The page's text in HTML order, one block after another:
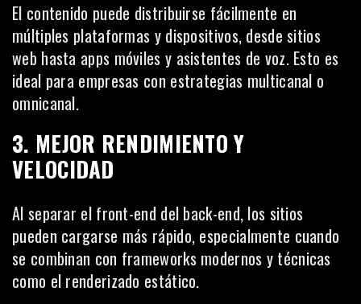
El contenido puede distribuirse fácilmente en
múltiples plataformas y dispositivos, desde sitios
web hasta apps móviles y asistentes de voz. Esto es
ideal para empresas con estrategias multicanal o
omnicanal.
3. MEJOR RENDIMIENTO Y
VELOCIDAD
Al separar el front-end del back-end, los sitios
pueden cargarse más rápido, especialmente cuando
se combinan con frameworks modernos y técnicas
como el renderizado estático.